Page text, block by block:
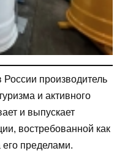
производитель
и активного
и выпускает
востребованной как
его пределами.